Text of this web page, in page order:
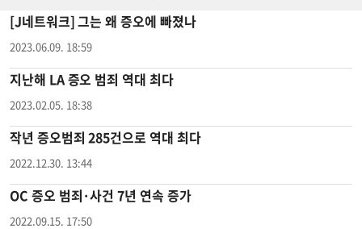
[J네트워크] 그는 왜 증오에 빠졌나
2023.06.09. 18:59
지난해 LA 증오 범죄 역대 최다
2023.02.05. 18:38
작년 증오범죄 285건으로 역대 최다
2022.12.30. 13:44
OC 증오 범죄·사건 7년 연속 증가
2022.09.15. 17:50